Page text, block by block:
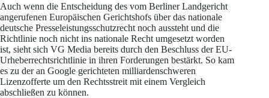
Auch wenn die Entscheidung des vom Berliner Landgericht
angerufenen Europäischen Gerichtshofs über das nationale
deutsche Presseleistungsschutzrecht noch aussteht und die
Richtlinie noch nicht ins nationale Recht umgesetzt worden
ist, sieht sich VG Media bereits durch den Beschluss der EU-
Urheberrechtsrichtlinie in ihren Forderungen bestärkt. So kam
es zu der an Google gerichteten milliardenschweren
Lizenzofferte um den Rechtsstreit mit einem Vergleich
abschließen zu können.